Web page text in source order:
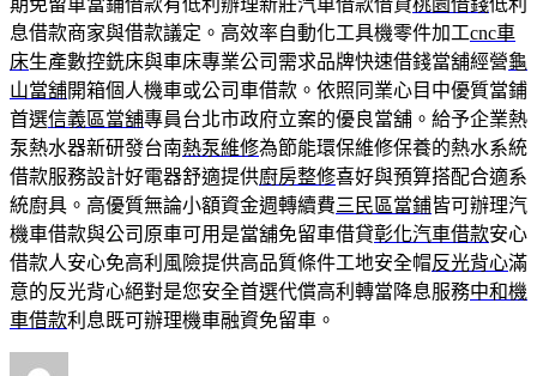
息借款商家與借款議定。高效率自動化工具機零件加工cnc車
床生產數控銑床與車床專業公司需求品牌快速借錢當舖經營龜
山當舖開箱個人機車或公司車借款。依照同業心目中優質當鋪
首選信義區當舖專員台北市政府立案的優良當舖。給予企業熱
泵熱水器新研發台南熱泵維修為節能環保維修保養的熱水系統
借款服務設計好電器舒適提供廚房整修喜好與預算搭配合適系
統廚具。高優質無論小額資金週轉續費三民區當鋪皆可辦理汽
機車借款與公司原車可用是當舖免留車借貸彰化汽車借款安心
借款人安心免高利風險提供高品質條件工地安全帽反光背心滿
意的反光背心絕對是您安全首選代償高利轉當降息服務中和機
車借款利息既可辦理機車融資免留車。